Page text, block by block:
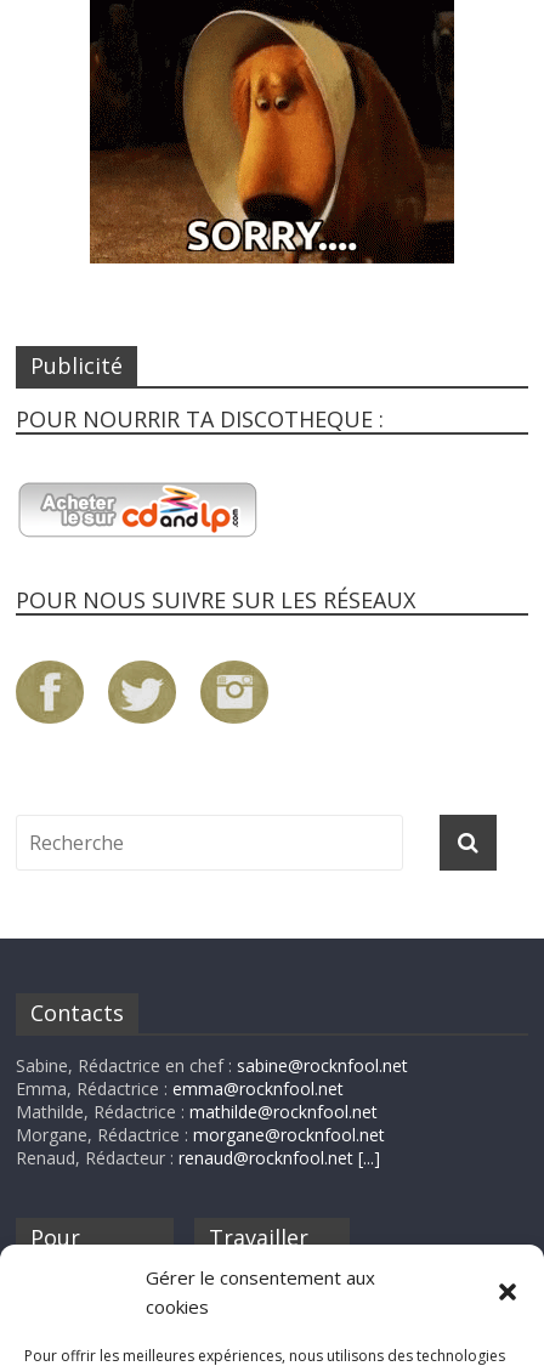
Gérer le consentement aux
cookies
Pour offrir les meilleures expériences, nous utilisons des technologies
Publicité
POUR NOURRIR TA DISCOTHEQUE :
POUR NOUS SUIVRE SUR LES RÉSEAUX
Contacts
Sabine, Rédactrice en chef : sabine@rocknfool.net
Emma, Rédactrice :emma@rocknfool.net
Mathilde, Rédactrice :mathilde@rocknfool.net
Morgane, Rédactrice :morgane@rocknfool.net
Renaud, Rédacteur :renaud@rocknfool.net [...]
Pour
discothèque
Travailler
Si tu souhaites